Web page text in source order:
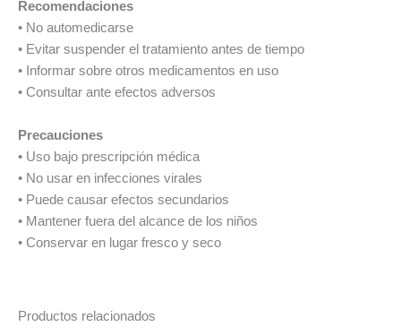
Recomendaciones
• No automedicarse
• Evitar suspender el tratamiento antes de tiempo
• Informar sobre otros medicamentos en uso
• Consultar ante efectos adversos
Precauciones
• Uso bajo prescripción médica
• No usar en infecciones virales
• Puede causar efectos secundarios
• Mantener fuera del alcance de los niños
• Conservar en lugar fresco y seco
Productos relacionados